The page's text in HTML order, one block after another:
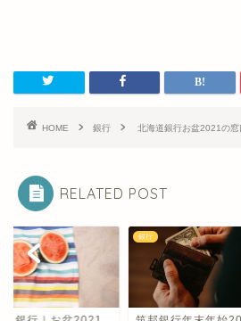
HOME 銀行 北海道銀行お盆2021の窓
RELATED POST
銀行